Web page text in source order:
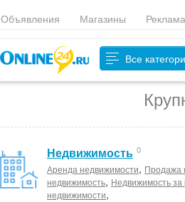
Объявления Магазины Реклама
Все
Недвижимость 0
Аренда недвижимости, Продажа
недвижимость, Недвижимость
недвижимости,